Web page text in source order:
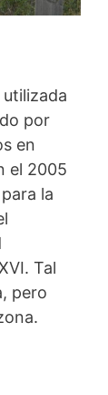
por
en
el 2005
la
Tal
pero